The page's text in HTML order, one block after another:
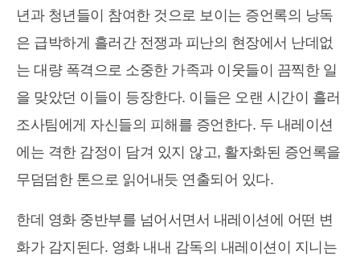
년과 청년들이 참여한 것으로 보이는 증언록의 낭독
은 급박하게 흘러간 전쟁과 피난의 현장에서 난데없
는 대량 폭격으로 소중한 가족과 이웃들이 끔찍한 일
을 맞았던 이들이 등장한다. 이들은 오랜 시간이 흘러
조사팀에게 자신들의 피해를 증언한다. 두 내레이션
에는 격한 감정이 담겨 있지 않고, 활자화된 증언록을
무덤덤한 톤으로 읽어내듯 연출되어 있다.
한데 영화 중반부를 넘어서면서 내레이션에 어떤 변
화가 감지된다. 영화 내내 감독의 내레이션이 지니는